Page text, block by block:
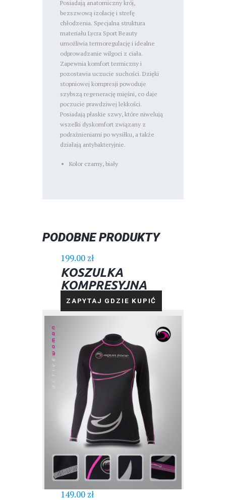
Posiadają anatomiczny krój,
bezszwową izolację i strefę
chłodzenia. Specjalna struktura
materiału Lycra Sport Beauty
umożliwia termoregulację i idealne
odprowadzanie wilgoci z ciała.
Zapewnia komfort termiczny i
pozostawia uczucie suchości. Dzięki
stopniowej kompresji powoduje
szybszą regenerację mięśni, co daje
poczucie prawdziwej lekkości.
Posiadają płaskie szwy, które niwelują
wszelki dyskomfort związany z
podrażnieniami po wysiłku, a także
działają antybakteryjnie.
Kolor czarny, biały
PODOBNE PRODUKTY
KOSZULKA
KOMPRESYJNA
DAMSKA Z DŁUGIM
RĘKAWEM
199.00 zł
ZAPYTAJ GDZIE KUPIĆ
149.00 zł